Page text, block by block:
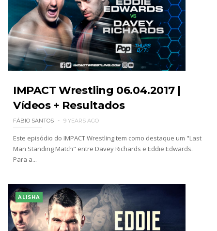
IMPACT Wrestling 06.04.2017 |
Vídeos + Resultados
FÁBIO SANTOS 9 YEARS AGO
Este episódio do IMPACT Wrestling tem como destaque um "Last
Man Standing Match" entre Davey Richards e Eddie Edwards.
Para a...
ALISHA